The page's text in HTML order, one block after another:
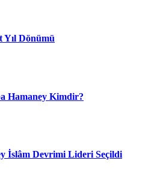
Yıl Dönümü
Hamaney Kimdir?
İslâm Devrimi Lideri Seçildi